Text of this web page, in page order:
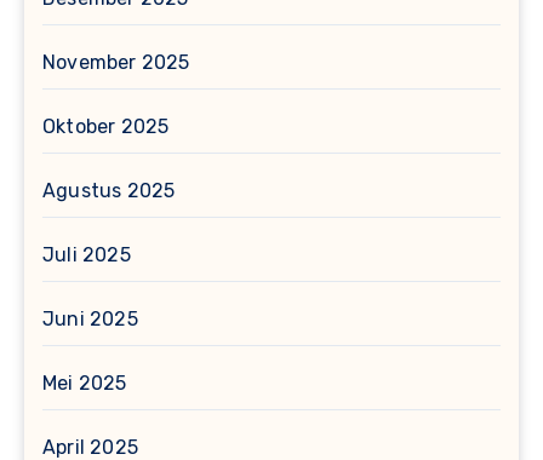
November 2025
Oktober 2025
Agustus 2025
Juli 2025
Juni 2025
Mei 2025
April 2025